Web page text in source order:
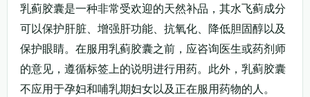
乳蓟胶囊是一种非常受欢迎的天然补品，其水飞蓟成分
可以保护肝脏、增强肝功能、抗氧化、降低胆固醇以及
保护眼睛。在服用乳蓟胶囊之前，应咨询医生或药剂师
的意见，遵循标签上的说明进行用药。此外，乳蓟胶囊
不应用于孕妇和哺乳期妇女以及正在服用药物的人。